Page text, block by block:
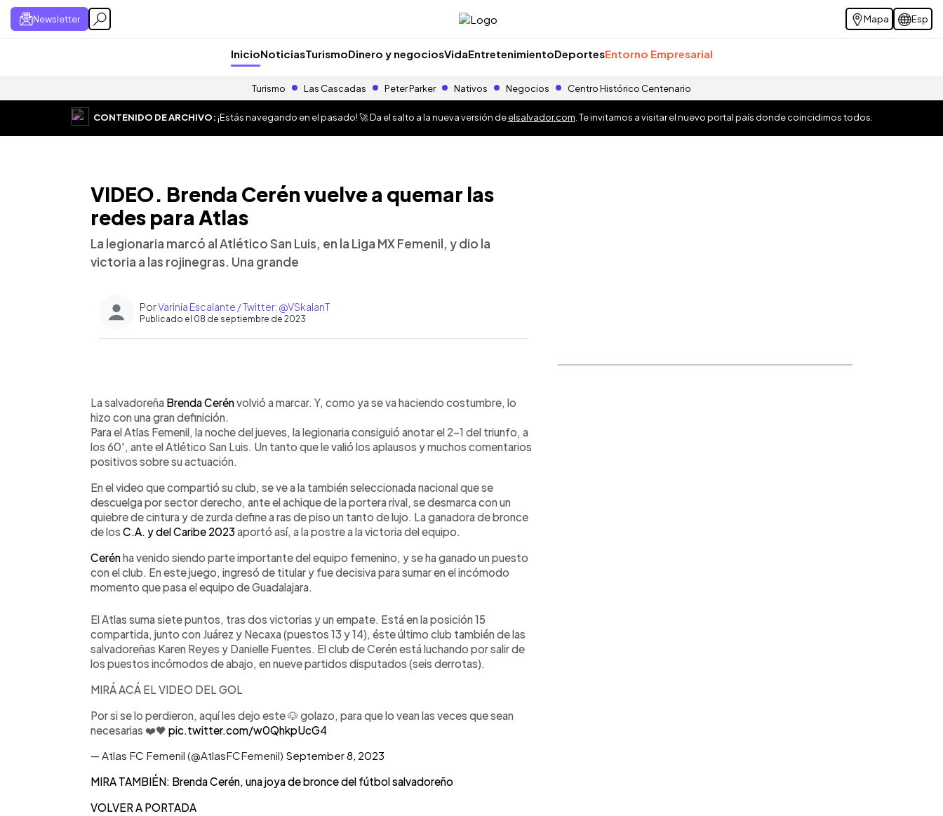
Newsletter Mapa Esp
InicioNoticiasTurismoDinero y negociosVidaEntretenimientoDeportesEntorno Empresarial
Turismo Las Cascadas Peter Parker Nativos Negocios Centro Histórico Centenario
CONTENIDO DE ARCHIVO:¡Estás navegando en el pasado! 🚀 Da el salto a la nueva versión deelsalvador.com . Te invitamos a visitar el nuevo portal país donde coincidimos todos.
VIDEO. Brenda Cerén vuelve a quemar las
redes para Atlas
La legionaria marcó al Atlético San Luis, en la Liga MX Femenil, y dio la
victoria a las rojinegras. Una grande
PorVarinia Escalante / Twitter: @VSkalanT
Publicado el 08 de septiembre de 2023
► Escuchar artículo
La salvadoreña Brenda Cerénvolvió a marcar. Y, como ya se va haciendo costumbre, lo
hizo con una gran definición.
Para el Atlas Femenil, la noche del jueves, la legionaria consiguió anotar el 2-1 del triunfo, a
los 60', ante el Atlético San Luis. Un tanto que le valió los aplausos y muchos comentarios
positivos sobre su actuación.
En el video que compartió su club, se ve a la también seleccionada nacional que se
descuelga por sector derecho, ante el achique de la portera rival, se desmarca con un
quiebre de cintura y de zurda define a ras de piso un tanto de lujo. La ganadora de bronce
de los C.A. y del Caribe 2023aportó así, a la postre a la victoria del equipo.
Cerénha venido siendo parte importante del equipo femenino, y se ha ganado un puesto
con el club. En este juego, ingresó de titular y fue decisiva para sumar en el incómodo
momento que pasa el equipo de Guadalajara.
El Atlas suma siete puntos, tras dos victorias y un empate. Está en la posición 15
compartida, junto con Juárez y Necaxa (puestos 13 y 14), éste último club también de las
salvadoreñas Karen Reyes y Danielle Fuentes. El club de Cerén está luchando por salir de
los puestos incómodos de abajo, en nueve partidos disputados (seis derrotas).
MIRÁ ACÁ EL VIDEO DEL GOL
Por si se lo perdieron, aquí les dejo este 🐶 golazo, para que lo vean las veces que sean
necesarias ❤️🖤 pic.twitter.com/w0QhkpUcG4
— Atlas FC Femenil (@AtlasFCFemenil) September 8, 2023
MIRA TAMBIÉN: Brenda Cerén, una joya de bronce del fútbol salvadoreño
VOLVER A PORTADA